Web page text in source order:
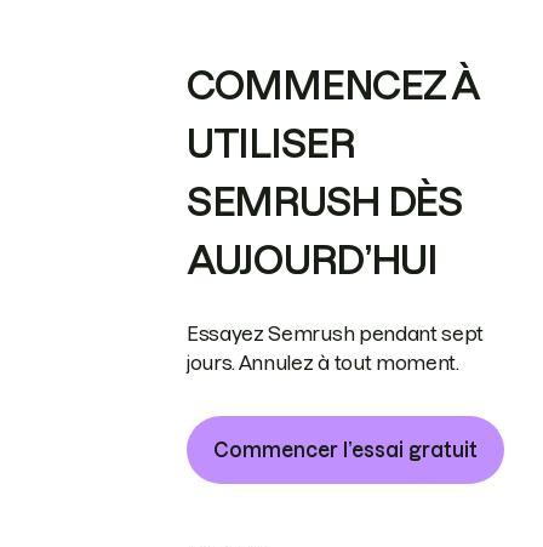
COMMENCEZ À
UTILISER
SEMRUSH DÈS
AUJOURD’HUI
Essayez Semrush pendant sept
jours. Annulez à tout moment.
Commencer l’essai gratuit